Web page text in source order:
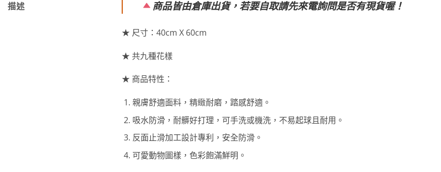
描述 商品皆由倉庫出貨，若要自取請先來電詢問是否有現貨喔！
★ 尺寸：40cm X 60cm
★ 共九種花樣
★ 商品特性：
親膚舒適面料，精緻耐磨，踏感舒適。
吸水防滑，耐髒好打理，可手洗或機洗，不易起球且耐用。
反面止滑加工設計專利，安全防滑。
可愛動物圖樣，色彩飽滿鮮明。